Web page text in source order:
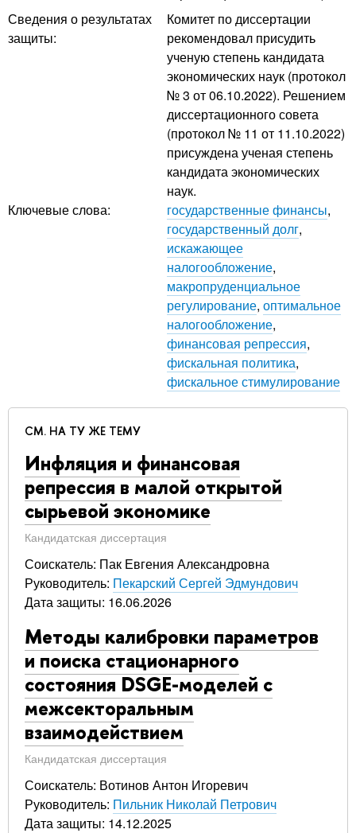
Сведения о результатах
защиты:
Комитет по диссертации
рекомендовал присудить
ученую степень кандидата
экономических наук (протокол
№ 3 от 06.10.2022). Решением
диссертационного совета
(протокол № 11 от 11.10.2022)
присуждена ученая степень
кандидата экономических
наук.
Ключевые слова:
государственные финансы,
государственный долг,
искажающее
налогообложение,
макропруденциальное
регулирование, оптимальное
налогообложение,
финансовая репрессия,
фискальная политика,
фискальное стимулирование
СМ. НА ТУ ЖЕ ТЕМУ
Инфляция и финансовая
репрессия в малой открытой
сырьевой экономике
Кандидатская диссертация
Соискатель: Пак Евгения Александровна
Руководитель: Пекарский Сергей Эдмундович
Дата защиты: 16.06.2026
Методы калибровки параметров
и поиска стационарного
состояния DSGE-моделей с
межсекторальным
взаимодействием
Кандидатская диссертация
Соискатель: Вотинов Антон Игоревич
Руководитель: Пильник Николай Петрович
Дата защиты: 14.12.2025